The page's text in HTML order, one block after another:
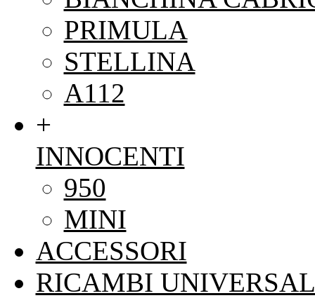
PRIMULA
STELLINA
A112
+
INNOCENTI
950
MINI
ACCESSORI
RICAMBI